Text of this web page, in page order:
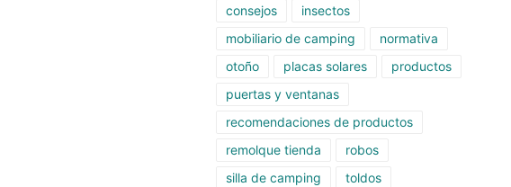
consejos
insectos
mobiliario de camping
normativa
otoño
placas solares
productos
puertas y ventanas
recomendaciones de productos
remolque tienda
robos
silla de camping
toldos